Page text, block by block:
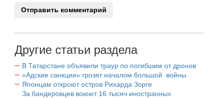
Другие статьи раздела
В Татарстане объявили траур по погибшим от дронов
«Адские санкции» грозят началом большой войны
Японцам откроют остров Рихарда Зорге
За бандеровцев воюют 16 тысяч иностранных